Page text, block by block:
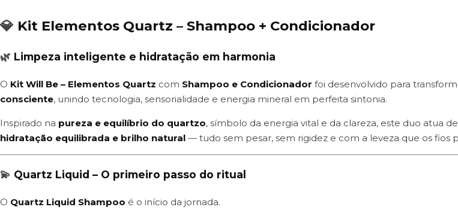
💎 Kit Elementos Quartz – Shampoo + Condicionador
🌿 Limpeza inteligente e hidratação em harmonia
O Kit Will Be – Elementos Quartz com Shampoo e Condicionador foi desenvolvido para
consciente, unindo tecnologia, sensorialidade e energia mineral em perfeita sintonia.
Inspirado na pureza e equilíbrio do quartzo, símbolo da energia vital e da clareza, este duo atua
hidratação equilibrada e brilho natural — tudo sem pesar, sem rigidez e com a leveza que os fios
💫 Quartz Liquid – O primeiro passo do ritual
O Quartz Liquid Shampoo é o início da jornada.